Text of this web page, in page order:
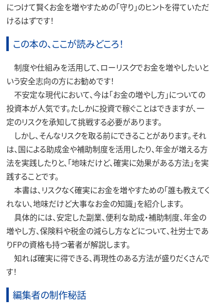
につけて賢くお金を増やすための「守り」のヒントを得ていただ
けるはずです！
この本の、ここが読みどころ！
制度や仕組みを活用して、ローリスクでお金を増やしたいと
いう安全志向の方にお勧めです！
不安定な現代において、今は「お金の増やし方」についての
投資本が人気です。たしかに投資で稼ぐことはできますが、一
定のリスクを承知して挑戦する必要があります。
しかし、そんなリスクを取る前にできることがあります。それ
は、国による助成金や補助制度を活用したり、年金が増える方
法を実践したりと、「地味だけど、確実に効果がある方法」を実
践することです。
本書は、リスクなく確実にお金を増やすための「誰も教えてく
れない、地味だけど大事なお金の知識」を紹介します。
具体的には、安定した副業、便利な助成・補助制度、年金の
増やし方、保険料や税金の減らし方などについて、社労士であ
りFPの資格も持つ著者が解説します。
知れば確実に得できる、再現性のある方法が盛りだくさんで
す！
編集者の制作秘話